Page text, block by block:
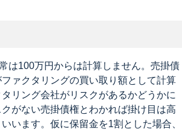
は100万円からは計算しません。売掛債
ァクタリングの買い取り額として計算
リング会社がリスクがあるかどうかに
がない売掛債権とわかれば掛け目は高
います。仮に保留金を1割とした場合、